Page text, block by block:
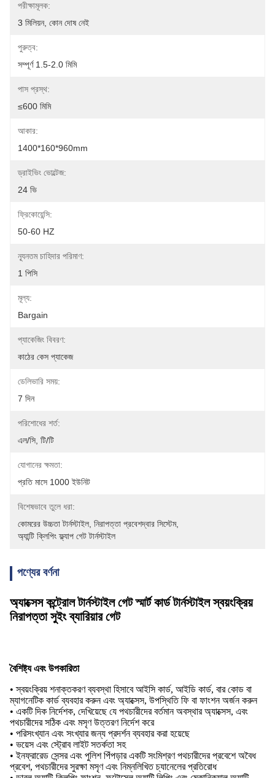
পরীক্ষামূলক:
3 মিলিয়ন, কোন দোষ নেই
পুরুত্ব:
সম্পূর্ণ 1.5-2.0 মিমি
পাস প্রস্থ:
≤600 মিমি
আকার:
1400*160*960mm
ড্রাইভিং ভোল্টেজ:
24 ভি
ফ্রিকোয়েন্সি:
50-60 HZ
ন্যূনতম চাহিদার পরিমাণ:
1 পিসি
মূল্য:
Bargain
প্যাকেজিং বিবরণ:
কাঠের কেস প্যাকেজ
ডেলিভারি সময়:
7 দিন
পরিশোধের শর্ত:
এল/সি, টি/টি
যোগানের ক্ষমতা:
প্রতি মাসে 1000 ইউনিট
বিশেষভাবে তুলে ধরা:
কোমরের উচ্চতা টার্নস্টাইল নিরাপত্তা প্রবেশদ্বার সিস্টেম,
অ্যান্টি ক্লিপিং ফ্ল্যাপ গেট টার্নস্টাইল
পণ্যের বর্ণনা
অ্যাক্সেস কন্ট্রোল টার্নস্টাইল গেট স্মার্ট কার্ড টার্নস্টাইল স্বয়ংক্রিয়
নিরাপত্তা সুইং ব্যারিয়ার গেট
বৈশিষ্ট্য এবং উপকারিতা
• স্বয়ংক্রিয় শনাক্তকরণ ব্যবস্থা হিসাবে আইসি কার্ড, আইডি কার্ড, বার কোড বা
ম্যাগনেটিক কার্ড ব্যবহার করুন এবং অ্যাক্সেস, উপস্থিতি ফি বা ফাংশন অর্জন করুন
• একটি দিক নির্দেশক, দেখিয়েছে যে পথচারীদের বর্তমান অবস্থার অ্যাক্সেস, এবং
পথচারীদের সঠিক এবং মসৃণ উত্তরণ নির্দেশ করে
• পরিসংখ্যান এবং সংখ্যার জন্য প্রদর্শন ব্যবহার করা হয়েছে
• ভয়েস এবং স্ট্রোব লাইট সতর্কতা সহ
• ইনফ্রারেড সেন্সর এবং পুলিশ পিঁপড়ার একটি সংমিশ্রণ পথচারীদের প্রবেশে অবৈধ
প্রবেশ, পথচারীদের সুরক্ষা মসৃণ এবং নিম্নলিখিত চ্যানেলের প্রতিরোধ